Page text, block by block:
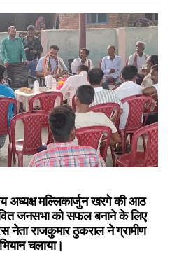
अध्यक्ष मल्लिकार्जुन खरगे की आठ
जनसभा को सफल बनाने के लिए
नेता राजकुमार ठुकराल ने ग्रामीण
चलाया।